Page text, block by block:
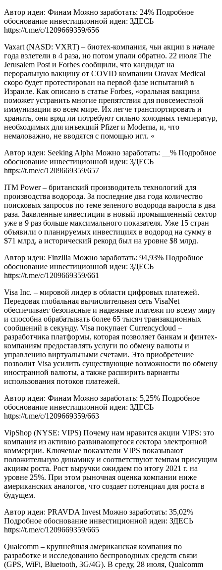
Автор идеи: Финам Можно заработать: 24% Подробное
обоснование инвестиционной идеи: ЗДЕСЬ
https://t.me/c/1209669359/656
Vaxart (NASD: VXRT) – биотех-компания, чьи акции в начале
года взлетели в 4 раза, но потом упали обратно. 22 июля The
Jerusalem Post и Forbes сообщили, что кандидат на
пероральную вакцину от COVID компании Oravax Medical
скоро будет протестирован на первой фазе испытаний в
Израиле. Как описано в статье Forbes, «оральная вакцина
поможет устранить многие препятствия для повсеместной
иммунизации во всем мире. Их легче транспортировать и
хранить, они вряд ли потребуют сильно холодных температур,
необходимых для инъекций Pfizer и Moderna, и, что
немаловажно, не вводятся с помощью игл. «
Автор идеи: Seeking Alpha Можно заработать: __% Подробное
обоснование инвестиционной идеи: ЗДЕСЬ
https://t.me/c/1209669359/657
ITM Power – британский производитель технологий для
производства водорода. За последние два года количество
поисковых запросов по теме зеленого водорода выросла в два
раза. Заявленные инвестиции в новый промышленный сектор
уже в 9 раз больше максимального показателя. Уже 15 стран
объявили о планируемых инвестициях в водород на сумму в
$71 млрд, а исторический рекорд был на уровне $8 млрд.
Автор идеи: Finzilla Можно заработать: 94,93% Подробное
обоснование инвестиционной идеи: ЗДЕСЬ
https://t.me/c/1209669359/661
Visa Inc. – мировой лидер в области цифровых платежей.
Передовая глобальная вычислительная сеть VisaNet
обеспечивает безопасные и надежные платежи по всему миру
и способна обрабатывать более 65 тысяч транзакционных
сообщений в секунду. Visa покупает Currencycloud –
разработчика платформы, которая позволяет банкам и финтех-
компаниям предоставлять услуги по обмену валюты и
управлению виртуальными счетами. Это приобретение
позволит Visa усилить существующие возможности по обмену
иностранной валюты, а также расширить варианты
использования потоков платежей.
Автор идеи: Финам Можно заработать: 5,25% Подробное
обоснование инвестиционной идеи: ЗДЕСЬ
https://t.me/c/1209669359/663
VipShop (NYSE: VIPS) Почему нам нравится акции VIPS: это
компания из активно развивающегося сектора электронной
коммерции. Ключевые показатели VIPS показывают
положительную динамику и соответствуют темпам присущим
акциям роста. Рост выручки ожидаем по итогу 2021 г. на
уровне 25%. При этом рыночная оценка компании ниже
американских аналогов, что создает потенциал для роста в
будущем.
Автор идеи: PRAVDA Invest Можно заработать: 35,02%
Подробное обоснование инвестиционной идеи: ЗДЕСЬ
https://t.me/c/1209669359/665
Qualcomm – крупнейшая американская компания по
разработке и исследованию беспроводных средств связи
(GPS, WiFi, Bluetooth, 3G/4G). В среду, 28 июля, Qualcomm